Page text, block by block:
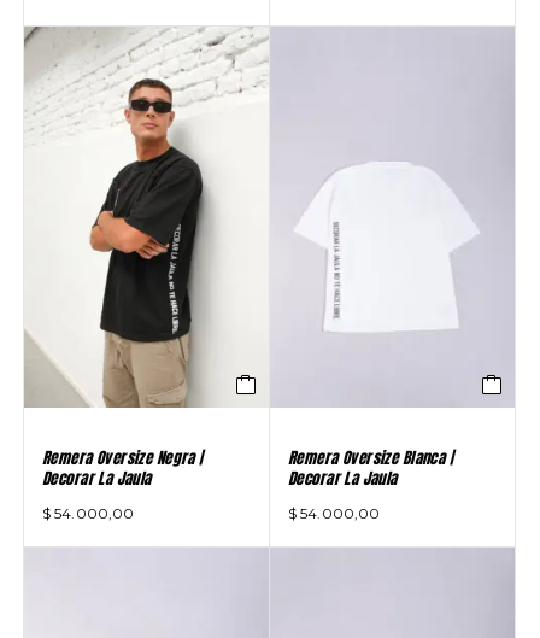
Remera Oversize Negra |
Decorar La Jaula
$ 54.000,00
Remera Oversize Blanca |
Decorar La Jaula
$ 54.000,00